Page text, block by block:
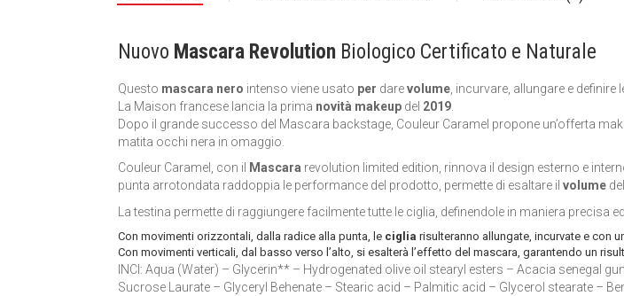
Nuovo Mascara Revolution Biologico Certificato e Naturale
Questo mascara nero intenso viene usato per darevolume , incurvare, allungare e definire
La Maison francese lancia la prima novità makeup del 2019
Dopo il grande successo del Mascara backstage, Couleur Caramel propone un’offerta
matita occhi nera in omaggio.
Couleur Caramel, con il
Mascara revolution limited edition, rinnova il design esterno e
punta arrotondata raddoppia le performance del prodotto, permette di esaltare il volume
La testina permette di raggiungere facilmente tutte le ciglia, definendole in maniera precisa
Con movimenti orizzontali, dalla radice alla punta, le ciglia risulteranno allungate, incurvate e con
Con movimenti verticali, dal basso verso l’alto, si esalterà l’effetto del mascara, garantendo un
INCI: Aqua (Water) – Glycerin** – Hydrogenated olive oil stearyl esters – Acacia senegal
Sucrose Laurate – Glyceryl Behenate – Stearic acid – Palmitic acid – Glycerol stearate –